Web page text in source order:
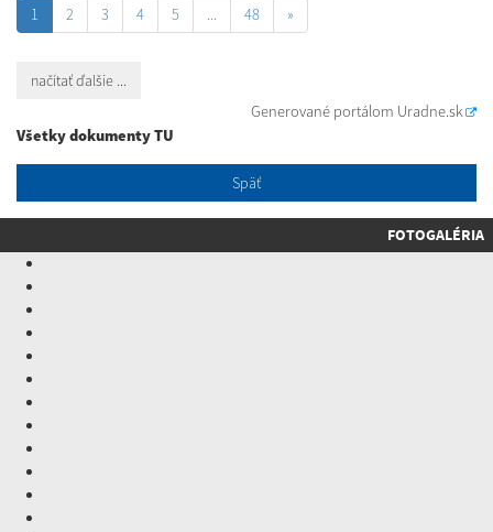
1 2 3 4 5 ... 48 »
načítať ďalšie ...
Generované portálom Uradne.sk
Všetky dokumenty TU
Späť
FOTOGALÉRIA